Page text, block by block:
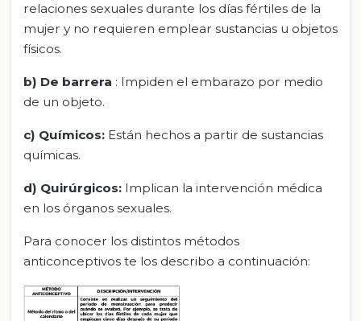
relaciones sexuales durante los días fértiles de la
mujer y no requieren emplear sustancias u objetos
físicos.
b) De barrera : Impiden el embarazo por medio
de un objeto.
c) Químicos: Están hechos a partir de sustancias
químicas.
d) Quirúrgicos: Implican la intervención médica
en los órganos sexuales.
Para conocer los distintos métodos
anticonceptivos te los describo a continuación: